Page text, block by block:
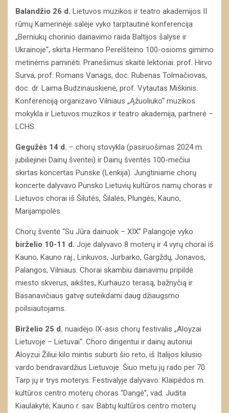
Balandžio 26 d. Lietuvos muzikos ir teatro akademijos II
rūmų Kamerinėje salėje vyko tarptautinė konferencija
„Berniukų chorinio dainavimo raida Baltijos šalyse ir
Ukrainoje“, skirta Hermano Perelšteino 100-osioms gimimo
metinėms paminėti. Pranešimus skaitė lektoriai: prof. Hirvo
Surva, prof. Romans Vanags, doc. Rubenas Tolmačiovas,
doc. dr. Laima Budzinauskienė, prof. Vytautas Miškinis.
Konferenciją organizavo Vilniaus „Ąžuoliuko“ muzikos
mokykla ir Lietuvos muzikos ir teatro akademija, partnerė –
LCHS.
Gegužės 14 d. – chorų stovykla (pasiruošimas 2024 m.
jubiliejinei Dainų šventei) ir Dainų šventės 100-mečiui
skirtas koncertas Punske (Lenkija). Jungtiniame chorų
koncerte dalyvavo Punsko Lietuvių kultūros namų choras ir
Lietuvos chorai iš Šilutės, Šilalės, Plungės, Kauno,
Marijampolės.
Chorų šventė “Su Jūra dainuok – XIX” Palangoje vyko
birželio 10-11 d. Joje dalyvavo 8 moterų ir 4 vyrų chorai iš
Kauno, Kauno raj., Linkuvos, Jurbarko, Gargždų, Jonavos,
Palangos, Vilniaus. Chorai skambiu dainavimu pripildė
miesto skverus, aikštes, Kurhauzo terasą, bažnyčią ir
Basanavičiaus gatvę suteikdami daug džiaugsmo
poilsiautojams.
Birželio 25 d. nuaidėjo IX-asis chorų festivalis „Aloyzai
Lietuvoje – Lietuvai“. Choro dirigentui ir dainų autoriui
Aloyzui Žiliui kilo mintis suburti šio reto, iš Italijos kilusio
vardo bendravardžius Lietuvoje. Šiuo metu jų rado per 70.
Tarp jų ir trys moterys. Festivalyje dalyvavo: Klaipėdos m.
kultūros centro moterų choras “Dangė”, vad. Judita
Kiaulakytė; Kauno r. sav. Babtų kultūros centro moterų